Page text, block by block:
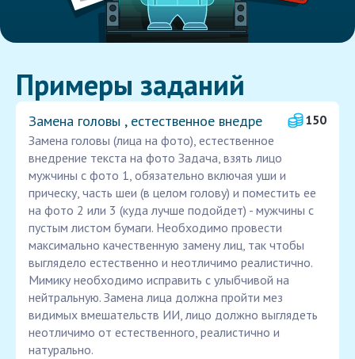
Примеры заданий
Замена головы , естественное внедре
150
Замена головы (лица на фото), естественное
внедрение текста на фото Задача, взять лицо
мужчины с фото 1, обязательно включая уши и
прическу, часть шеи (в целом голову) и поместить ее
на фото 2 или 3 (куда лучше подойдет) - мужчины с
пустым листом бумаги. Необходимо провести
максимально качественную замену лиц, так чтобы
выглядело естественно и неотличимо реалистично.
Мимику необходимо исправить с улыбчивой на
нейтральную. Замена лица должна пройти мез
видимых вмешательств ИИ, лицо должно выглядеть
неотличимо от естественного, реалистично и
натурально.